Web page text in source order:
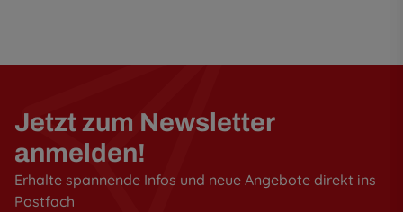
Jetzt zum Newsletter
anmelden!
Erhalte spannende Infos und neue Angebote direkt ins
Postfach